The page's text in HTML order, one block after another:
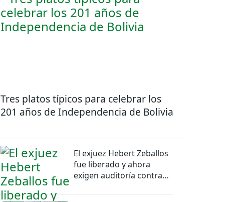
Tres platos típicos para celebrar los
201 años de Independencia de Bolivia
El exjuez Hebert Zeballos
fue liberado y ahora
exigen auditoría contra